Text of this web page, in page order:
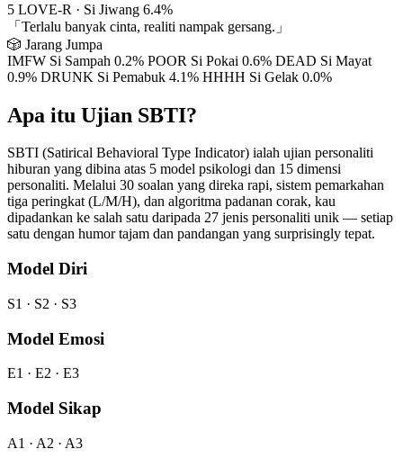
5 LOVE-R · Si Jiwang 6.4%
「Terlalu banyak cinta, realiti nampak gersang.」
🎲 Jarang Jumpa
IMFW Si Sampah 0.2% POOR Si Pokai 0.6% DEAD Si Mayat
0.9% DRUNK Si Pemabuk 4.1% HHHH Si Gelak 0.0%
Apa itu Ujian SBTI?
SBTI (Satirical Behavioral Type Indicator) ialah ujian personaliti
hiburan yang dibina atas 5 model psikologi dan 15 dimensi
personaliti. Melalui 30 soalan yang direka rapi, sistem pemarkahan
tiga peringkat (L/M/H), dan algoritma padanan corak, kau
dipadankan ke salah satu daripada 27 jenis personaliti unik — setiap
satu dengan humor tajam dan pandangan yang surprisingly tepat.
Model Diri
S1 · S2 · S3
Model Emosi
E1 · E2 · E3
Model Sikap
A1 · A2 · A3